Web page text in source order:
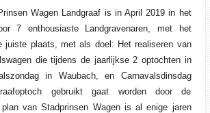
Wagen Landgraaf is in April 2019 in het
7 enthousiaste
Landgravenaren, met het
juiste plaats, met als doel: Het realiseren van
die tijdens de jaarlijkse 2 optochten in
in Waubach, en Carnavalsdinsdag
gebruikt gaat worden door de
planvan Stadprinsen Wagen is al enige jaren